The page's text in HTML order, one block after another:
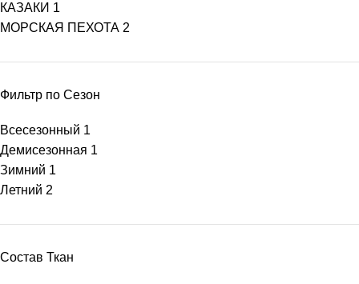
КАЗАКИ 1
МОРСКАЯ ПЕХОТА 2
Фильтр по Сезон
Всесезонный 1
Демисезонная 1
Зимний 1
Летний 2
Состав Ткан